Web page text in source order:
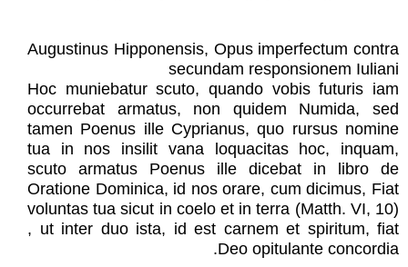
Augustinus Hipponensis, Opus imperfectum contra
secundam responsionem Iuliani
Hoc muniebatur scuto, quando vobis futuris iam
occurrebat armatus, non quidem Numida, sed
tamen Poenus ille Cyprianus, quo rursus nomine
tua in nos insilit vana loquacitas hoc, inquam,
scuto armatus Poenus ille dicebat in libro de
Oratione Dominica, id nos orare, cum dicimus, Fiat
voluntas tua sicut in coelo et in terra (Matth. VI, 10)
, ut inter duo ista, id est carnem et spiritum, fiat
Deo opitulante concordia.